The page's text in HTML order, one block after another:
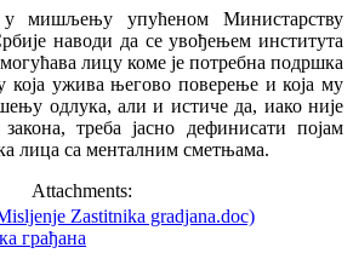
у мишљењу упућеном Министарству
наводи да се увођењем института
лицу коме је потребна подршка
која ужива његово поверење и која му
одлука, али и истиче да, иако није
треба јасно дефинисати појам
лица са менталним сметњама.
Attachments:
грађана